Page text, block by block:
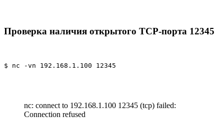
Проверка наличия открытого TCP-порта 12345
$ nc -vn 192.168.1.100 12345
nc: connect to 192.168.1.100 12345 (tcp) failed:
Connection refused